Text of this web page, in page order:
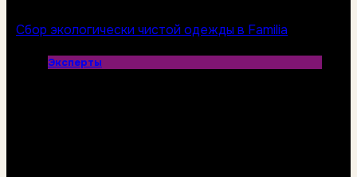
Сбор экологически чистой одежды в Familia
Эксперты